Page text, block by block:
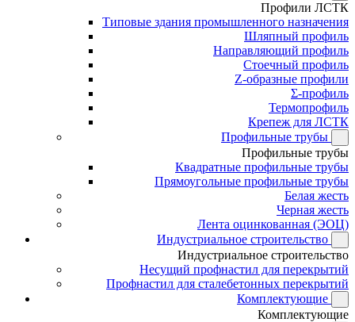
Профили ЛСТК
Типовые здания промышленного назначения
Шляпный профиль
Направляющий профиль
Стоечный профиль
Z-образные профили
Σ-профиль
Термопрофиль
Крепеж для ЛСТК
Профильные трубы
Профильные трубы
Квадратные профильные трубы
Прямоугольные профильные трубы
Белая жесть
Черная жесть
Лента оцинкованная (ЭОЦ)
Индустриальное строительство
Индустриальное строительство
Несущий профнастил для перекрытий
Профнастил для сталебетонных перекрытий
Комплектующие
Комплектующие